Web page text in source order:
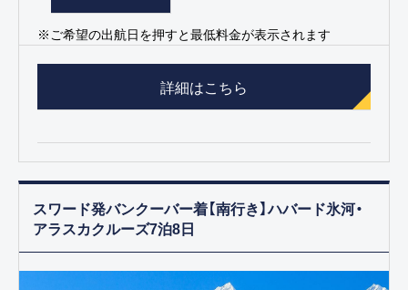
※ご希望の出航日を押すと最低料金が表示されます
詳細はこちら
スワード発バンクーバー着【南行き】ハバード氷河・
アラスカクルーズ7泊8日